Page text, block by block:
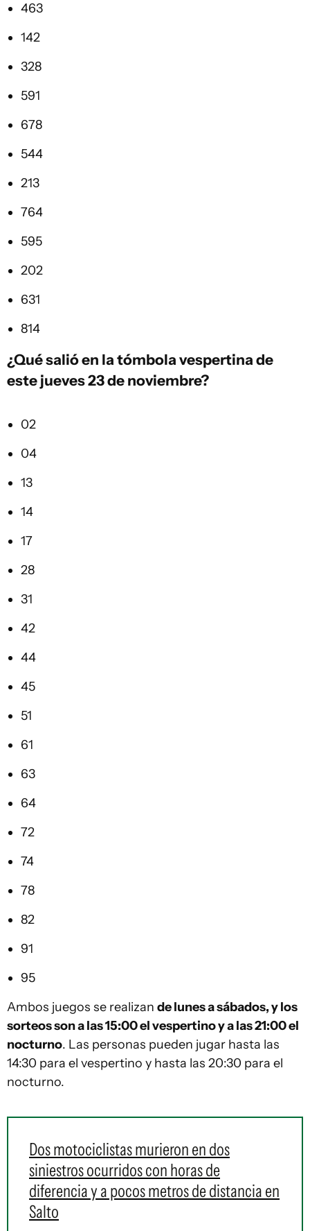
463
142
328
591
678
544
213
764
595
202
631
814
¿Qué salió en la tómbola vespertina de
este jueves 23 de noviembre?
02
04
13
14
17
28
31
42
44
45
51
61
63
64
72
74
78
82
91
95
Ambos juegos se realizan de lunes a sábados, y los
sorteos son a las 15:00 el vespertino y a las 21:00 el
nocturno. Las personas pueden jugar hasta las
14:30 para el vespertino y hasta las 20:30 para el
nocturno.
Dos motociclistas murieron en dos
siniestros ocurridos con horas de
diferencia y a pocos metros de distancia en
Salto